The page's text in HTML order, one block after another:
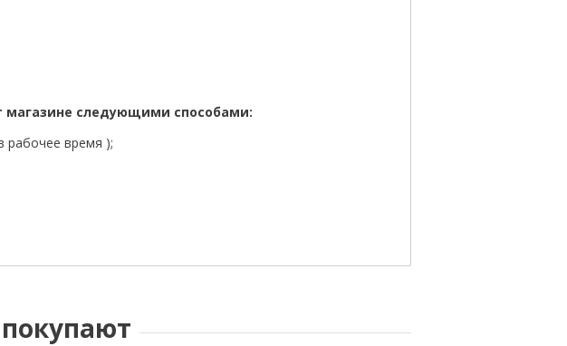
магазине следующими способами:
рабочее время );